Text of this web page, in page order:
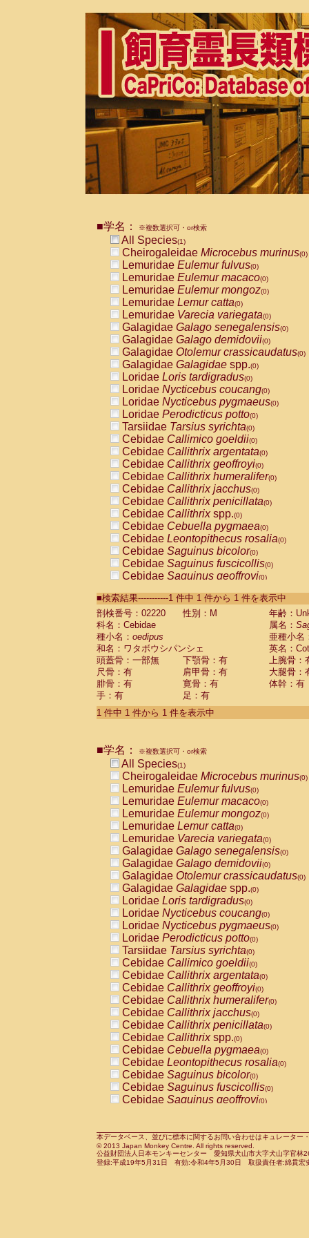
■学名： ※複数選択可・or検索
All Species(1)
Cheirogaleidae Microcebus murinus(0)
Lemuridae Eulemur fulvus(0)
Lemuridae Eulemur macaco(0)
Lemuridae Eulemur mongoz(0)
Lemuridae Lemur catta(0)
Lemuridae Varecia variegata(0)
Galagidae Galago senegalensis(0)
Galagidae Galago demidovii(0)
Galagidae Otolemur crassicaudatus(0)
Galagidae Galagidae spp.(0)
Loridae Loris tardigradus(0)
Loridae Nycticebus coucang(0)
Loridae Nycticebus pygmaeus(0)
Loridae Perodicticus potto(0)
Tarsiidae Tarsius syrichta(0)
Cebidae Callimico goeldii(0)
Cebidae Callithrix argentata(0)
Cebidae Callithrix geoffroyi(0)
Cebidae Callithrix humeralifer(0)
Cebidae Callithrix jacchus(0)
Cebidae Callithrix penicillata(0)
Cebidae Callithrixspp.(0)
Cebidae Cebuella pygmaea(0)
Cebidae Leontopithecus rosalia(0)
Cebidae Saguinus bicolor(0)
Cebidae Saguinus fuscicollis(0)
Cebidae Saguinus geoffroyi(0)
CebidaeSaguinus labiatus(0)
Cebidae Saguinus leucopus (0)
Cebidae
Cebidae
CebidaeSaguinus nigricollis (0)
Cebidae Saguinus oedipus
Cebidae Saguinus weddelli
Cebidae Saguinusspp.
Cebidae Aotus trivirgatus
Cebidae Cebus albifrons
CebidaeCebus nigrivittatus
CebidaeCebus
CebidaeSaimiri boliviensis(0)
CebidaeSaimiri sciureus(0)
AtelidaeAlouatta caraya(0)
AtelidaeAlouatta fusca(0)
AtelidaeAlouatta seniculus
AtelidaeAlouattaspp.(0)
AtelidaeAteles belzebuth(0)
AtelidaeAteles geoffroyi(0)
AtelidaeAteles paniscus(0)
AtelidaeAtelesspp.(0)
Atelidae Lagothrix lagothricha
AtelidaeLagothrix lagothricha cana
PitheciidaeCacajao calvus
PitheciidaeCallicebus cupreus
PitheciidaeCallicebus donacophilus
PitheciidaeCallicebus moloch
PitheciidaeCallicebus torquatus
PitheciidaeCallicebusspp.(0)
PitheciidaeChiropotes satanas(0)
PitheciidaePithecia monachus
PitheciidaePithecia pithecia(0)
CercopithecidaeCercocebus agilis
CercopithecidaeCercocebus
CercopithecidaeCercocebus
CercopithecidaeCercocebus
CercopithecidaeCercocebus
CercopithecidaeCercocebushybrid
CercopithecidaePapio anubis(0)
CercopithecidaePapio cynocephalus
CercopithecidaePapio hamadryas(0)
■検索結果-----------1 件中 1 件から 1 件を表示中
剖検番号：02220
性別：M
年齢：
科名：Cebidae
属名：
種小名： oedipus
亜種小名
和名：ワタボウシパンシェ
英名：
頭蓋骨：一部無
下顎骨：有
上腕骨：
尺骨：有
肩甲骨：有
大腿骨：
腓骨：有
寛骨：有
体幹：有
手：有
足：有
1 件中 1 件から 1 件を表示中
■学名： ※複数選択可・or検索
All Species(1)
Cheirogaleidae Microcebus murinus(0)
Lemuridae Eulemur fulvus(0)
Lemuridae Eulemur macaco(0)
Lemuridae Eulemur mongoz(0)
Lemuridae Lemur catta(0)
Lemuridae Varecia variegata(0)
Galagidae Galago senegalensis(0)
Galagidae Galago demidovii(0)
Galagidae Otolemur crassicaudatus(0)
Galagidae Galagidae spp.(0)
Loridae Loris tardigradus(0)
Loridae Nycticebus coucang(0)
Loridae Nycticebus pygmaeus(0)
Loridae Perodicticus potto(0)
Tarsiidae Tarsius syrichta(0)
Cebidae Callimico goeldii(0)
Cebidae Callithrix argentata(0)
Cebidae Callithrix geoffroyi(0)
Cebidae Callithrix humeralifer(0)
Cebidae Callithrix jacchus(0)
Cebidae Callithrix penicillata(0)
Cebidae Callithrixspp.(0)
Cebidae Cebuella pygmaea(0)
Cebidae Leontopithecus rosalia(0)
Cebidae Saguinus bicolor(0)
Cebidae Saguinus fuscicollis(0)
Cebidae Saguinus geoffroyi(0)
CebidaeSaguinus leucopus(0)
CebidaeSaguinus midas(0)
Cebidae Saguinus mystax(0)
本データベース、並びに標本に関するお問い合わせはキュレータ
© 2013 Japan Monkey Centre. All rights reserved.
公益財団法人日本モンキーセンター 愛知県犬山市大字犬山字官
登録:平成19年5月31日 有効:令和4年5月30日 取扱責任者:綿貫宏